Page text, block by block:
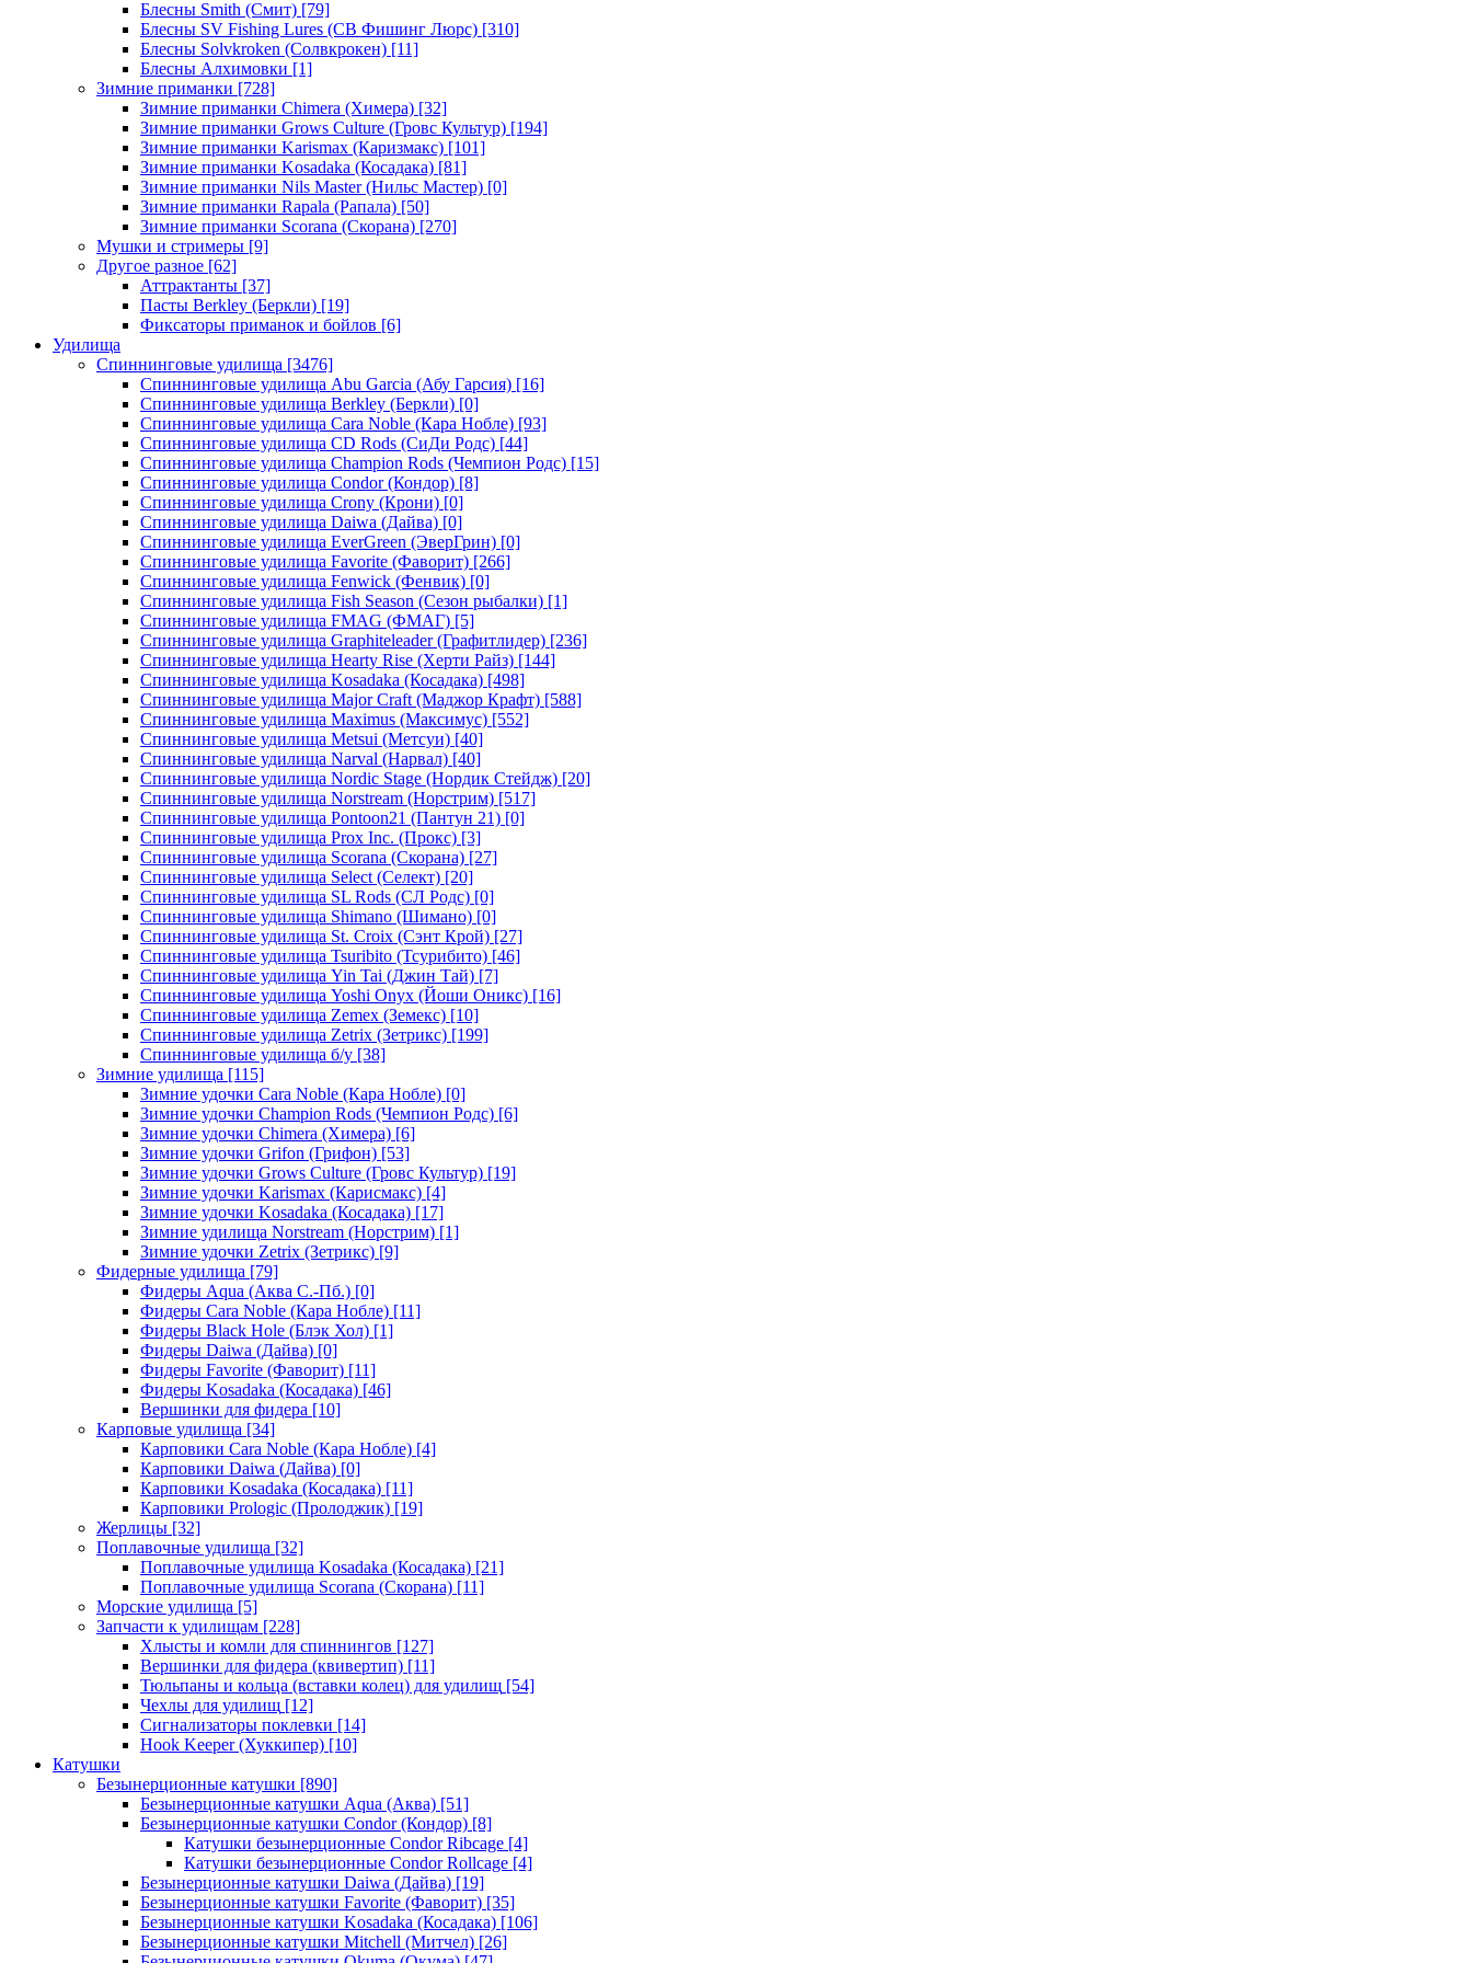
Блесны Smith (Смит) [79]
Блесны SV Fishing Lures (СВ Фишинг Люрс) [310]
Блесны Solvkroken (Солвкрокен) [11]
Блесны Алхимовки [1]
Зимние приманки [728]
Зимние приманки Chimera (Химера) [32]
Зимние приманки Grows Culture (Гровс Культур) [194]
Зимние приманки Karismax (Каризмакс) [101]
Зимние приманки Kosadaka (Косадака) [81]
Зимние приманки Nils Master (Нильс Мастер) [0]
Зимние приманки Rapala (Рапала) [50]
Зимние приманки Scorana (Скорана) [270]
Мушки и стримеры [9]
Другое разное [62]
Аттрактанты [37]
Пасты Berkley (Беркли) [19]
Фиксаторы приманок и бойлов [6]
Удилища
Спиннинговые удилища [3476]
Спиннинговые удилища Abu Garcia (Абу Гарсия) [16]
Спиннинговые удилища Berkley (Беркли) [0]
Спиннинговые удилища Cara Noble (Кара Нобле) [93]
Спиннинговые удилища CD Rods (СиДи Родс) [44]
Спиннинговые удилища Champion Rods (Чемпион Родс) [15]
Спиннинговые удилища Condor (Кондор) [8]
Спиннинговые удилища Crony (Крони) [0]
Спиннинговые удилища Daiwa (Дайва) [0]
Спиннинговые удилища EverGreen (ЭверГрин) [0]
Спиннинговые удилища Favorite (Фаворит) [266]
Спиннинговые удилища Fenwick (Фенвик) [0]
Спиннинговые удилища Fish Season (Сезон рыбалки) [1]
Спиннинговые удилища FMAG (ФМАГ) [5]
Спиннинговые удилища Graphiteleader (Графитлидер) [236]
Спиннинговые удилища Hearty Rise (Херти Райз) [144]
Спиннинговые удилища Kosadaka (Косадака) [498]
Спиннинговые удилища Major Craft (Маджор Крафт) [588]
Спиннинговые удилища Maximus (Максимус) [552]
Спиннинговые удилища Metsui (Метсуи) [40]
Спиннинговые удилища Narval (Нарвал) [40]
Спиннинговые удилища Nordic Stage (Нордик Стейдж) [20]
Спиннинговые удилища Norstream (Норстрим) [517]
Спиннинговые удилища Pontoon21 (Пантун 21) [0]
Спиннинговые удилища Prox Inc. (Прокс) [3]
Спиннинговые удилища Scorana (Скорана) [27]
Спиннинговые удилища Select (Селект) [20]
Спиннинговые удилища SL Rods (СЛ Родс) [0]
Спиннинговые удилища Shimano (Шимано) [0]
Спиннинговые удилища St. Croix (Сэнт Крой) [27]
Спиннинговые удилища Tsuribito (Тсурибито) [46]
Спиннинговые удилища Yin Tai (Джин Тай) [7]
Спиннинговые удилища Yoshi Onyx (Йоши Оникс) [16]
Спиннинговые удилища Zemex (Земекс) [10]
Спиннинговые удилища Zetrix (Зетрикс) [199]
Спиннинговые удилища б/у [38]
Зимние удилища [115]
Зимние удочки Cara Noble (Кара Нобле) [0]
Зимние удочки Champion Rods (Чемпион Родс) [6]
Зимние удочки Chimera (Химера) [6]
Зимние удочки Grifon (Грифон) [53]
Зимние удочки Grows Culture (Гровс Культур) [19]
Зимние удочки Karismax (Карисмакс) [4]
Зимние удочки Kosadaka (Косадака) [17]
Зимние удилища Norstream (Норстрим) [1]
Зимние удочки Zetrix (Зетрикс) [9]
Фидерные удилища [79]
Фидеры Aqua (Аква С.-Пб.) [0]
Фидеры Cara Noble (Кара Нобле) [11]
Фидеры Black Hole (Блэк Хол) [1]
Фидеры Daiwa (Дайва) [0]
Фидеры Favorite (Фаворит) [11]
Фидеры Kosadaka (Косадака) [46]
Вершинки для фидера [10]
Карповые удилища [34]
Карповики Cara Noble (Кара Нобле) [4]
Карповики Daiwa (Дайва) [0]
Карповики Kosadaka (Косадака) [11]
Карповики Prologic (Пролоджик) [19]
Жерлицы [32]
Поплавочные удилища [32]
Поплавочные удилища Kosadaka (Косадака) [21]
Поплавочные удилища Scorana (Скорана) [11]
Морские удилища [5]
Запчасти к удилищам [228]
Хлысты и комли для спиннингов [127]
Вершинки для фидера (квивертип) [11]
Тюльпаны и кольца (вставки колец) для удилищ [54]
Чехлы для удилищ [12]
Сигнализаторы поклевки [14]
Hook Keeper (Хуккипер) [10]
Катушки
Безынерционные катушки [890]
Безынерционные катушки Aqua (Аква) [51]
Безынерционные катушки Condor (Кондор) [8]
Катушки безынерционные Condor Ribcage [4]
Катушки безынерционные Condor Rollcage [4]
Безынерционные катушки Daiwa (Дайва) [19]
Безынерционные катушки Favorite (Фаворит) [35]
Безынерционные катушки Kosadaka (Косадака) [106]
Безынерционные катушки Mitchell (Митчел) [26]